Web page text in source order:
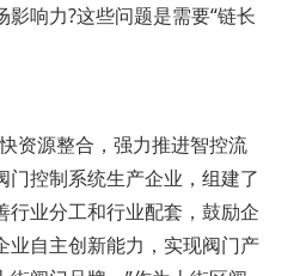
响力?这些问题是需要“链长
资源整合，强力推进智控流
门控制系统生产企业，组建了
行业分工和行业配套，鼓励企
业自主创新能力，实现阀门产